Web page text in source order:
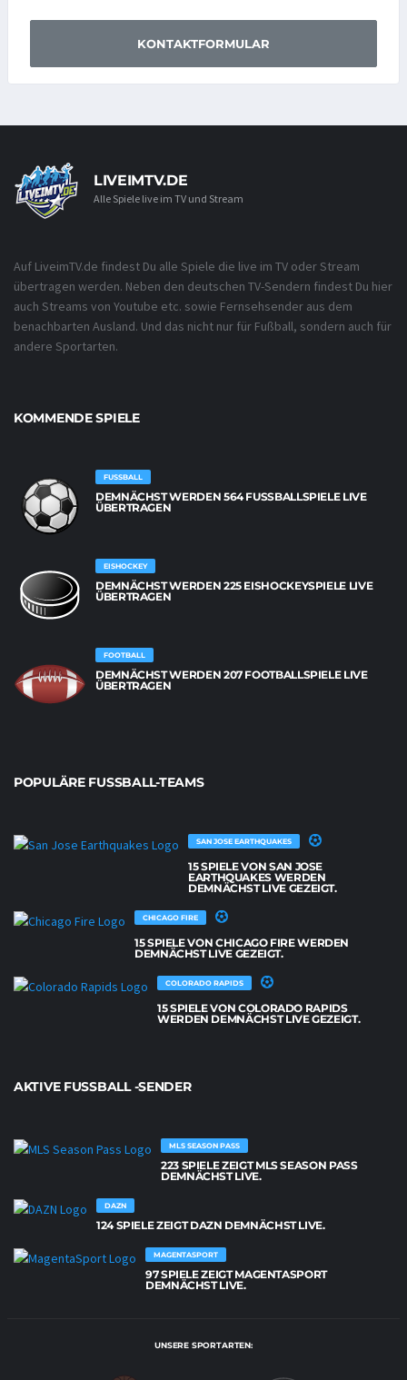
KONTAKTFORMULAR
LIVEIMTV.DE
Alle Spiele live im TV und Stream
Auf LiveimTV.de findest Du alle Spiele die live im TV oder Stream
übertragen werden. Neben den deutschen TV-Sendern findest Du hier
auch Streams von Youtube etc. sowie Fernsehsender aus dem
benachbarten Ausland. Und das nicht nur für Fußball, sondern auch für
andere Sportarten.
KOMMENDE SPIELE
FUSSBALL
DEMNÄCHST WERDEN 564 FUSSBALLSPIELE LIVE Ü
BERTRAGEN
EISHOCKEY
DEMNÄCHST WERDEN 225 EISHOCKEYSPIELE LIVE
ÜBERTRAGEN
FOOTBALL
DEMNÄCHST WERDEN 207 FOOTBALLSPIELE LIVE
ÜBERTRAGEN
POPULÄRE FUSSBALL-TEAMS
SAN JOSE EARTHQUAKES
15 SPIELE VON SAN JOSE
EARTHQUAKES WERDEN
DEMNÄCHST LIVE GEZEIGT.
CHICAGO FIRE
15 SPIELE VON CHICAGO FIRE WERDEN
DEMNÄCHST LIVE GEZEIGT.
COLORADO RAPIDS
15 SPIELE VON COLORADO RAPIDS
WERDEN DEMNÄCHST LIVE GEZEIGT.
AKTIVE FUSSBALL -SENDER
MLS SEASON PASS
223 SPIELE ZEIGT MLS SEASON PASS
DEMNÄCHST LIVE.
DAZN
124 SPIELE ZEIGT DAZN DEMNÄCHST LIVE.
MAGENTASPORT
97 SPIELE ZEIGT MAGENTASPORT
DEMNÄCHST LIVE.
UNSERE SPORTARTEN: